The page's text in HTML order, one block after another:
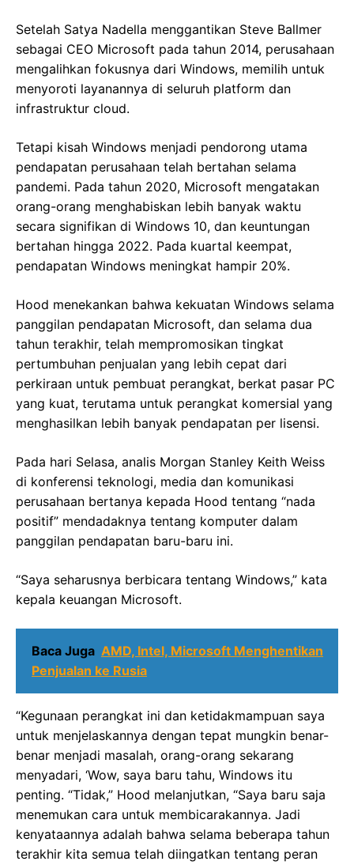
Setelah Satya Nadella menggantikan Steve Ballmer
sebagai CEO Microsoft pada tahun 2014, perusahaan
mengalihkan fokusnya dari Windows, memilih untuk
menyoroti layanannya di seluruh platform dan
infrastruktur cloud.
Tetapi kisah Windows menjadi pendorong utama
pendapatan perusahaan telah bertahan selama
pandemi. Pada tahun 2020, Microsoft mengatakan
orang-orang menghabiskan lebih banyak waktu
secara signifikan di Windows 10, dan keuntungan
bertahan hingga 2022. Pada kuartal keempat,
pendapatan Windows meningkat hampir 20%.
Hood menekankan bahwa kekuatan Windows selama
panggilan pendapatan Microsoft, dan selama dua
tahun terakhir, telah mempromosikan tingkat
pertumbuhan penjualan yang lebih cepat dari
perkiraan untuk pembuat perangkat, berkat pasar PC
yang kuat, terutama untuk perangkat komersial yang
menghasilkan lebih banyak pendapatan per lisensi.
Pada hari Selasa, analis Morgan Stanley Keith Weiss
di konferensi teknologi, media dan komunikasi
perusahaan bertanya kepada Hood tentang “nada
positif” mendadaknya tentang komputer dalam
panggilan pendapatan baru-baru ini.
“Saya seharusnya berbicara tentang Windows,” kata
kepala keuangan Microsoft.
Baca Juga AMD, Intel, Microsoft Menghentikan
Penjualan ke Rusia
“Kegunaan perangkat ini dan ketidakmampuan saya
untuk menjelaskannya dengan tepat mungkin benar-
benar menjadi masalah, orang-orang sekarang
menyadari, ‘Wow, saya baru tahu, Windows itu
penting. “Tidak,” Hood melanjutkan, “Saya baru saja
menemukan cara untuk membicarakannya. Jadi
kenyataannya adalah bahwa selama beberapa tahun
terakhir kita semua telah diingatkan tentang peran